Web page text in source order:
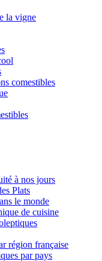
la vigne
comestibles
à nos jours
Plats
le monde
de cuisine
région française
par pays